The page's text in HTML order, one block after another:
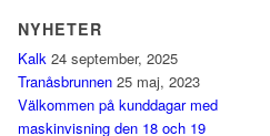
NYHETER
Kalk 24 september, 2025
Tranåsbrunnen 25 maj, 2023
Välkommen på kunddagar med
maskinvisning den 18 och 19